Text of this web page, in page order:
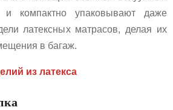
и компактно упаковывают даже
латексных матрасов, делая их
в багаж.
из латекса